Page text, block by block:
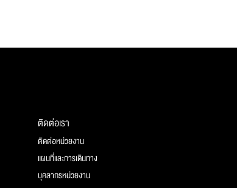
ติดต่อเรา
ติดต่อหน่วยงาน
แผนที่และการเดินทาง
บุคลากรหน่วยงาน